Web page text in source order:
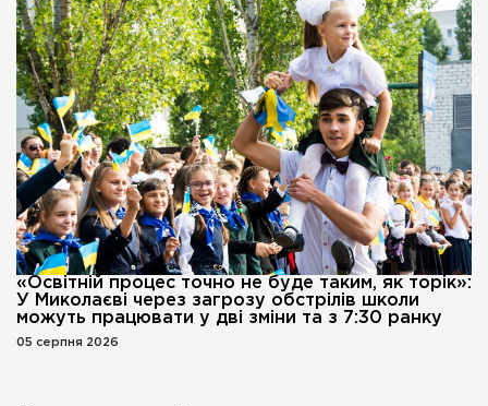
«Освітній процес точно не буде таким, як торік»:
У Миколаєві через загрозу обстрілів школи
можуть працювати у дві зміни та з 7:30 ранку
05 серпня 2026